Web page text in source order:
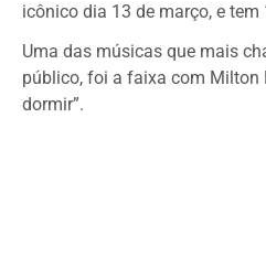
icônico dia 13 de março, e tem
Uma das músicas que mais
público, foi a faixa com Milton
dormir”.